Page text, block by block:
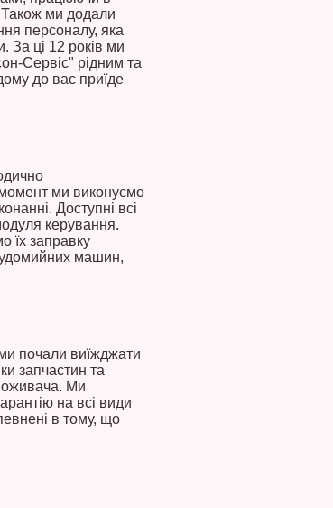
Також ми додали
персоналу, яка
За ці 12 років ми
Сервіс" рідним та
до вас приїде
ми виконуємо
Доступні всі
керування.
їх заправку
машин,
почали виїжджати
запчастин та
Ми
на всі види
в тому, що